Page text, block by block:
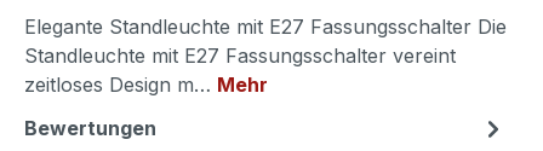
Elegante Standleuchte mit E27 Fassungsschalter Die
Standleuchte mit E27 Fassungsschalter vereint
zeitloses Design m… Mehr
Bewertungen